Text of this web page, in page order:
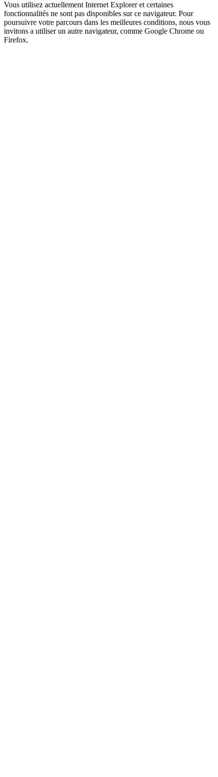
Vous utilisez actuellement Internet Explorer et certaines
fonctionnalités ne sont pas disponibles sur ce navigateur. Pour
poursuivre votre parcours dans les meilleures conditions, nous vous
invitons a utiliser un autre navigateur, comme Google Chrome ou
Firefox.